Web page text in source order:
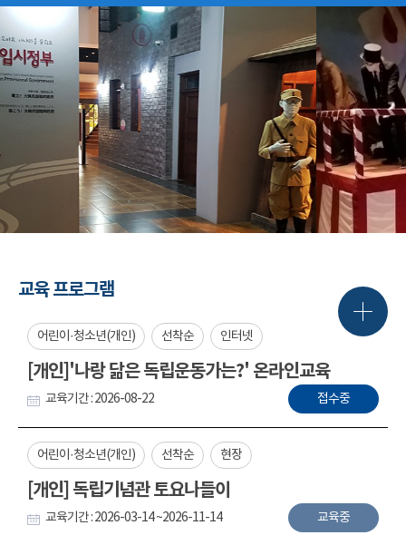
교육 프로그램
어린이·청소년(개인) 선착순 인터넷
[개인]'나랑 닮은 독립운동가는?' 온라인교육
교육기간 : 2026-08-22 접수중
어린이·청소년(개인) 선착순 현장
[개인] 독립기념관 토요나들이
교육기간 : 2026-03-14 ~2026-11-14 교육중